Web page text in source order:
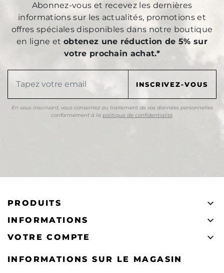
Abonnez-vous et recevez les dernières
informations sur les actualités, promotions et
offres spéciales disponibles dans notre boutique
en ligne et obtenez une réduction de 5% sur
votre prochain achat.*
En vous inscrivant, vous consentez au traitement de vos données personnelles
conformément à la politique de confidentialité.
PRODUITS 
INFORMATIONS 
VOTRE COMPTE 
INFORMATIONS SUR LE MAGASIN